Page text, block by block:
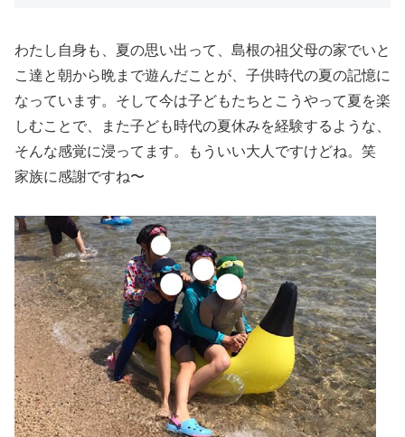
わたし自身も、夏の思い出って、島根の祖父母の家でいと
こ達と朝から晩まで遊んだことが、子供時代の夏の記憶に
なっています。そして今は子どもたちと こうやって夏を楽
しむことで、また子ども時代の夏休みを経験する ような、
そんな感覚に浸ってます。
もういい大人ですけどね。笑
家族に感謝ですね〜